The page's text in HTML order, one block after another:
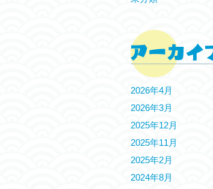
2026年4月
2026年3月
2025年12月
2025年11月
2025年2月
2024年8月